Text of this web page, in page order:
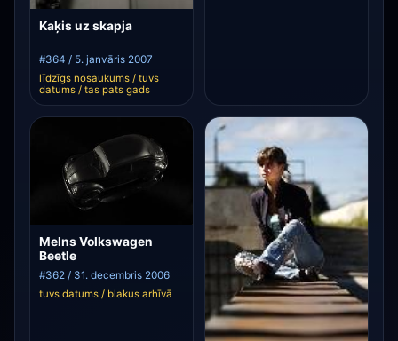
Kaķis uz skapja
#364 / 5. janvāris 2007
līdzīgs nosaukums / tuvs
datums / tas pats gads
Melns Volkswagen
Beetle
#362 / 31. decembris 2006
tuvs datums / blakus arhīvā